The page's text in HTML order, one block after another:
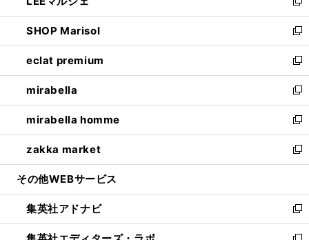
開
く
ウ
で
開
く
ィ
ン
ド
ウ
で
開
く
い
ウ
ィ
ン
ド
ウ
で
開
く
新
し
い
ウ
ィ
ン
ド
ウ
で
開
く
SHOP Marisol
新
し
い
ウ
ィ
ン
ド
ウ
で
開
eclat premium
新
し
い
ウ
ィ
ン
ド
ウ
開
く
mirabella
新
し
い
ウ
ィ
ン
ウ
で
開
mirabella homme
新
し
い
ウ
ン
ド
ウ
zakka market
新
し
ウ
ィ
ン
その他WEBサービス
集英社アドナビ
新
し